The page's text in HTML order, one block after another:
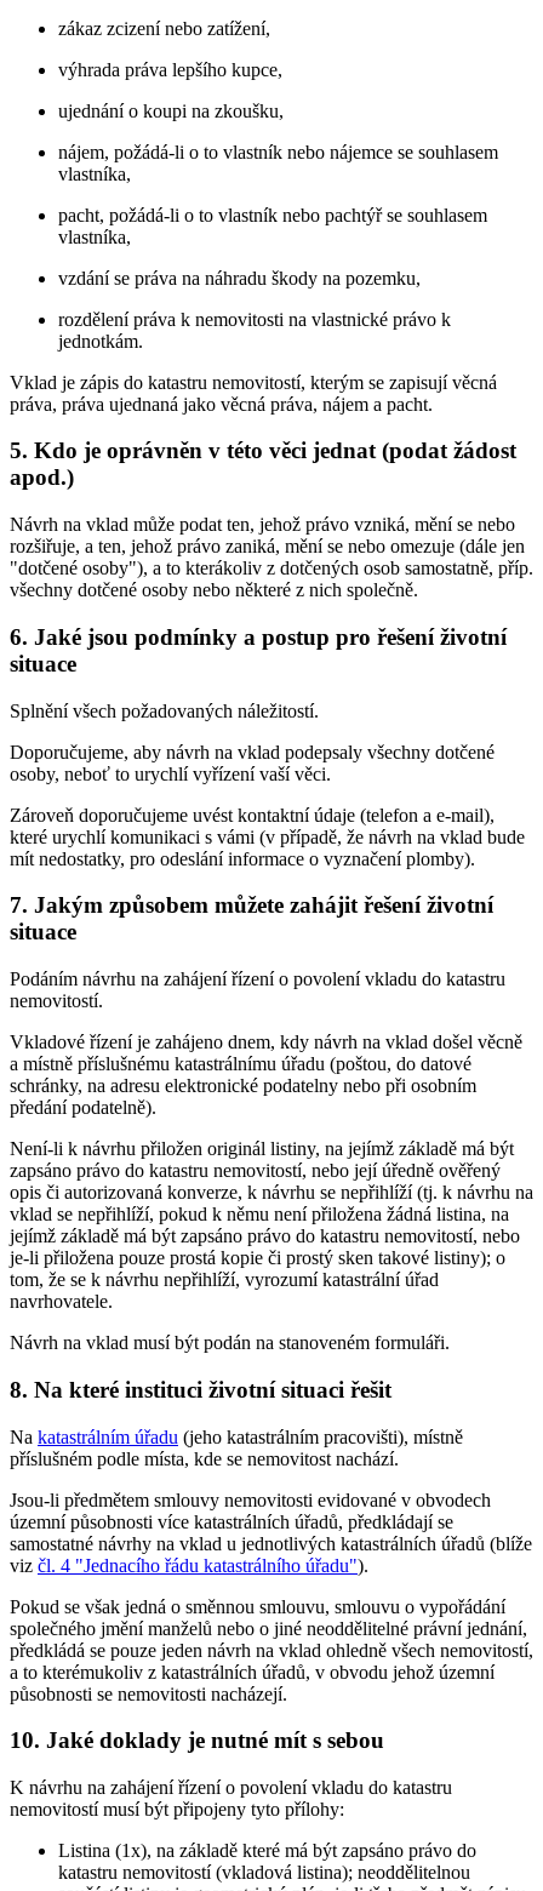
zákaz zcizení nebo zatížení,
výhrada práva lepšího kupce,
ujednání o koupi na zkoušku,
nájem, požádá-li o to vlastník nebo nájemce se souhlasem
vlastníka,
pacht, požádá-li o to vlastník nebo pachtýř se souhlasem
vlastníka,
vzdání se práva na náhradu škody na pozemku,
rozdělení práva k nemovitosti na vlastnické právo k
jednotkám.
Vklad je zápis do katastru nemovitostí, kterým se zapisují věcná
práva, práva ujednaná jako věcná práva, nájem a pacht.
5. Kdo je oprávněn v této věci jednat (podat žádost
apod.)
Návrh na vklad může podat ten, jehož právo vzniká, mění se nebo
rozšiřuje, a ten, jehož právo zaniká, mění se nebo omezuje (dále jen
"dotčené osoby"), a to kterákoliv z dotčených osob samostatně, příp.
všechny dotčené osoby nebo některé z nich společně.
6. Jaké jsou podmínky a postup pro řešení životní
situace
Splnění všech požadovaných náležitostí.
Doporučujeme, aby návrh na vklad podepsaly všechny dotčené
osoby, neboť to urychlí vyřízení vaší věci.
Zároveň doporučujeme uvést kontaktní údaje (telefon a e-mail),
které urychlí komunikaci s vámi (v případě, že návrh na vklad bude
mít nedostatky, pro odeslání informace o vyznačení plomby).
7. Jakým způsobem můžete zahájit řešení životní
situace
Podáním návrhu na zahájení řízení o povolení vkladu do katastru
nemovitostí.
Vkladové řízení je zahájeno dnem, kdy návrh na vklad došel věcně
a místně příslušnému katastrálnímu úřadu (poštou, do datové
schránky, na adresu elektronické podatelny nebo při osobním
předání podatelně).
Není-li k návrhu přiložen originál listiny, na jejímž základě má být
zapsáno právo do katastru nemovitostí, nebo její úředně ověřený
opis či autorizovaná konverze, k návrhu se nepřihlíží (tj. k návrhu na
vklad se nepřihlíží, pokud k němu není přiložena žádná listina, na
jejímž základě má být zapsáno právo do katastru nemovitostí, nebo
je-li přiložena pouze prostá kopie či prostý sken takové listiny); o
tom, že se k návrhu nepřihlíží, vyrozumí katastrální úřad
navrhovatele.
Návrh na vklad musí být podán na stanoveném formuláři.
8. Na které instituci životní situaci řešit
Na katastrálním úřadu (jeho katastrálním pracovišti), místně
příslušném podle místa, kde se nemovitost nachází.
Jsou-li předmětem smlouvy nemovitosti evidované v obvodech
územní působnosti více katastrálních úřadů, předkládají se
samostatné návrhy na vklad u jednotlivých katastrálních úřadů (blíže
viz čl. 4 "Jednacího řádu katastrálního úřadu").
Pokud se však jedná o směnnou smlouvu, smlouvu o vypořádání
společného jmění manželů nebo o jiné neoddělitelné právní jednání,
předkládá se pouze jeden návrh na vklad ohledně všech nemovitostí,
a to kterémukoliv z katastrálních úřadů, v obvodu jehož územní
působnosti se nemovitosti nacházejí.
10. Jaké doklady je nutné mít s sebou
K návrhu na zahájení řízení o povolení vkladu do katastru
nemovitostí musí být připojeny tyto přílohy:
Listina (1x), na základě které má být zapsáno právo do
katastru nemovitostí (vkladová listina); neoddělitelnou